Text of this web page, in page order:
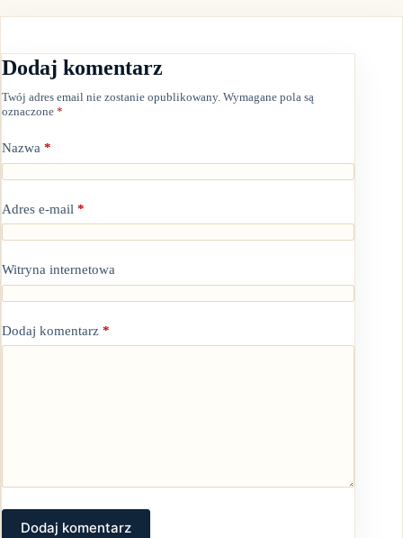
Dodaj komentarz
Twój adres email nie zostanie opublikowany. Wymagane pola są
oznaczone *
Nazwa *
Adres e-mail *
Witryna internetowa
Dodaj komentarz *
Dodaj komentarz